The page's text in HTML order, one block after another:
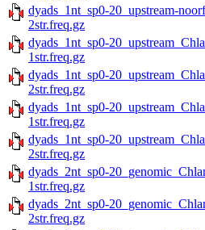
dyads_1nt_sp0-20_upstream-
2str.freq.gz
dyads_1nt_sp0-
1str.freq.gz
dyads_1nt_sp0-
2str.freq.gz
dyads_1nt_sp0-
1str.freq.gz
dyads_1nt_sp0-
2str.freq.gz
dyads_2nt_sp0-
1str.freq.gz
dyads_2nt_sp0-
2str.freq.gz